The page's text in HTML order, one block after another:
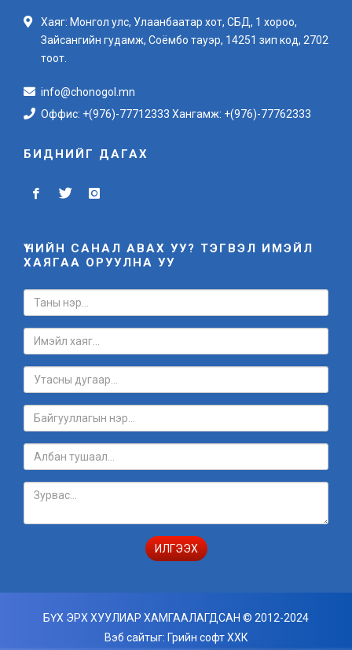
Хаяг: Монгол улс, Улаанбаатар хот, СБД, 1 хороо,
Зайсангийн гудамж, Соёмбо тауэр, 14251 зип код, 2702
тоот.
info@chonogol.mn
Оффис: +(976)-77712333 Хангамж: +(976)-77762333
БИДНИЙГ ДАГАХ
ҮНИЙН САНАЛ АВАХ УУ? ТЭГВЭЛ ИМЭЙЛ
ХАЯГАА ОРУУЛНА УУ
ИЛГЭЭХ
БҮХ ЭРХ ХУУЛИАР ХАМГААЛАГДСАН © 2012-2024
Вэб сайтыг: Грийн софт ХХК